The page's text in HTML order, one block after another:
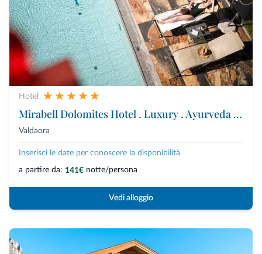
Hotel
Mirabell Dolomites Hotel . Luxury . Ayurveda & Spa
Valdaora
Inserisci le date per conoscere la disponibilità
a partire da: 141€ notte/persona
Vedi alloggio